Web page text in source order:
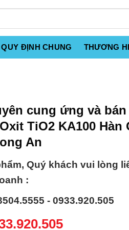
ĐỊNH CHUNG THƯƠNG
cung ứng và
TiO2 KA100 Hàn
An
Quý khách vui lòng
:
- 0933.920.505